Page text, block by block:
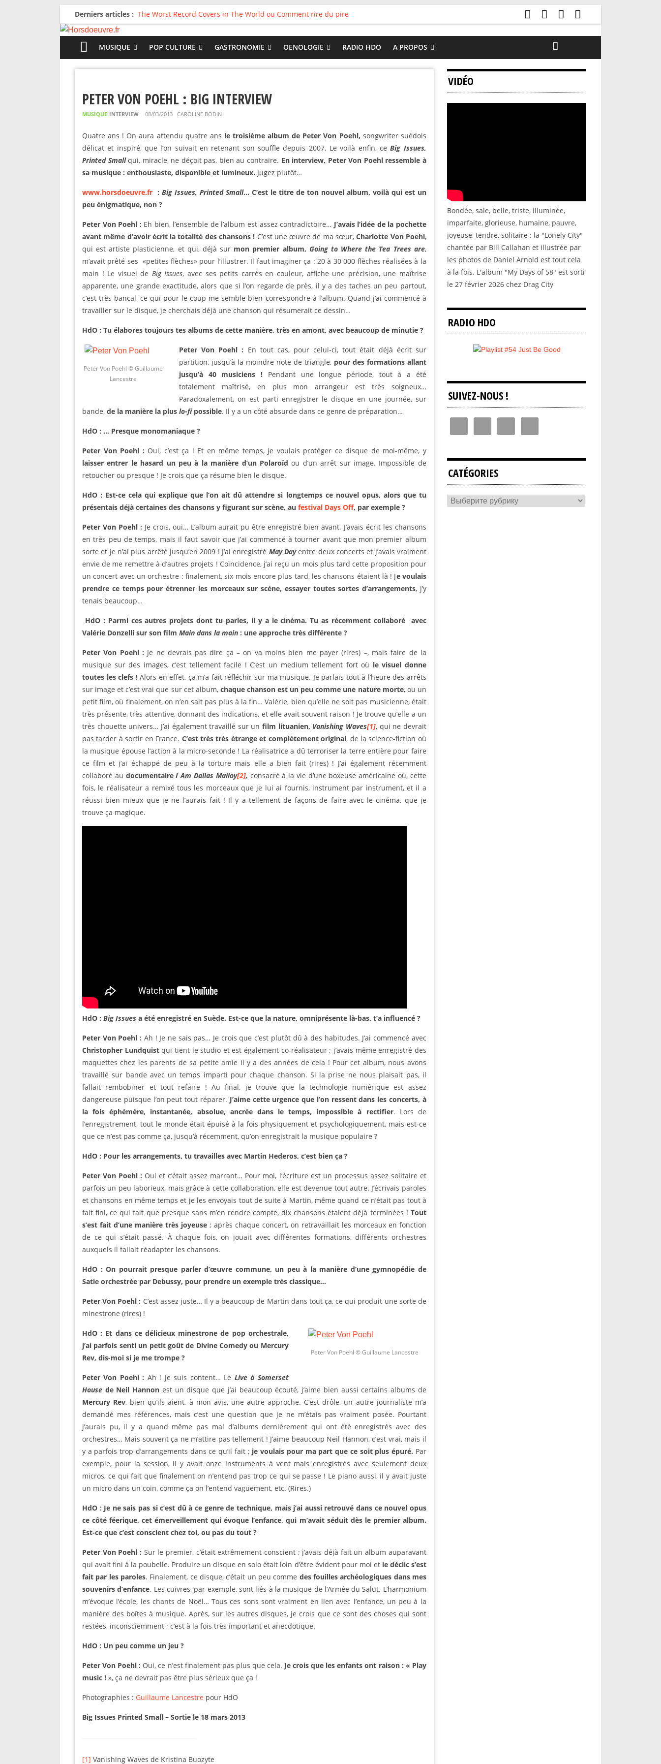
Derniers articles : The Worst Record Covers in The World ou Comment rire du pire
Avril 2026 : C’est dans les vieux pots qu’on fait les meilleurs loops !
Salvaation : Electro Ladyland
For The First Time, Again : Tyler Ballgame plie le game
Radio HDO #54 : Just be Good
MUSIQUE POP CULTURE GASTRONOMIE OENOLOGIE RADIO HDO A PROPOS
PETER VON POEHL : BIG INTERVIEW
MUSIQUE INTERVIEW 08/03/2013 CAROLINE BODIN
Quatre ans ! On aura attendu quatre ans le troisième album de Peter Von Poehl, songwriter suédois
délicat et inspiré, que l’on suivait en retenant son souffle depuis 2007. Le voilà enfin, ceBig Issues,
Printed Smallqui, miracle, ne déçoit pas, bien au contraire. En interview, Peter Von Poehl ressemble à
sa musique : enthousiaste, disponible et lumineux. Jugez plutôt…
www.horsdoeuvre.fr : Big Issues, Printed Small… C’est le titre de ton nouvel album, voilà qui est un
peu énigmatique, non ?
Peter Von Poehl : Eh bien, l’ensemble de l’album est assez contradictoire… J’avais l’idée de la pochette
avant même d’avoir écrit la totalité des chansons ! C’est une œuvre de ma sœur,Charlotte Von Poehl,
qui est artiste plasticienne, et qui, déjà sur mon premier album, Going to Where the Tea Trees are,
m’avait prêté ses «petites flèches» pour l’illustrer. Il faut imaginer ça : 20 à 30 000 flèches réalisées à la
main ! Le visuel de Big Issues, avec ses petits carrés en couleur, affiche une précision, une maîtrise
apparente, une grande exactitude, alors que si l’on regarde de près, il y a des taches un peu partout,
c’est très bancal, ce qui pour le coup me semble bien correspondre à l’album. Quand j’ai commencé à
travailler sur le disque, je cherchais déjà une chanson qui résumerait ce dessin…
HdO : Tu élabores toujours tes albums de cette manière, très en amont, avec beaucoup de minutie ?
Peter Von Poehl © Guillaume
Lancestre
Peter Von Poehl : En tout cas, pour celui-ci, tout était déjà écrit sur
partition, jusqu’à la moindre note de triangle, pour des formations allant
jusqu’à 40 musiciens ! Pendant une longue période, tout à a été
totalement maîtrisé, en plus mon arrangeur est très soigneux…
Paradoxalement, on est parti enregistrer le disque en une journée, sur
bande, de la manière la plus lo-fipossible. Il y a un côté absurde dans ce genre de préparation…
HdO : … Presque monomaniaque ?
Peter Von Poehl : Oui, c’est ça ! Et en même temps, je voulais protéger ce disque de moi-même, y
laisser entrer le hasard un peu à la manière d’un Polaroïd ou d’un arrêt sur image. Impossible de
retoucher ou presque ! Je crois que ça résume bien le disque.
HdO : Est-ce cela qui explique que l’on ait dû attendre si longtemps ce nouvel opus, alors que tu
présentais déjà certaines des chansons y figurant sur scène, au festival Days Off, par exemple ?
Peter Von Poehl : Je crois, oui… L’album aurait pu être enregistré bien avant. J’avais écrit les chansons
en très peu de temps, mais il faut savoir que j’ai commencé à tourner avant que mon premier album
sorte et je n’ai plus arrêté jusqu’en 2009 ! J’ai enregistré May Dayentre deux concerts et j’avais vraiment
envie de me remettre à d’autres projets ! Coïncidence, j’ai reçu un mois plus tard cette proposition pour
un concert avec un orchestre : finalement, six mois encore plus tard, les chansons étaient là ! Je voulais
prendre ce temps pour étrenner les morceaux sur scène, essayer toutes sortes d’arrangements, j’y
tenais beaucoup…
HdO : Parmi ces autres projets dont tu parles, il y a le cinéma. Tu as récemment collaboré avec
Valérie Donzelli sur son film Main dans la main : une approche très différente ?
Peter Von Poehl : Je ne devrais pas dire ça – on va moins bien me payer (rires) –, mais faire de la
musique sur des images, c’est tellement facile ! C’est un medium tellement fort où le visuel donne
toutes les clefs !Alors en effet, ça m’a fait réfléchir sur ma musique. Je parlais tout à l’heure des arrêts
sur image et c’est vrai que sur cet album, chaque chanson est un peu comme une nature morte, ou un
petit film, où finalement, on n’en sait pas plus à la fin… Valérie, bien qu’elle ne soit pas musicienne, était
très présente, très attentive, donnant des indications, et elle avait souvent raison ! Je trouve qu’elle a un
très chouette univers… J’ai également travaillé sur unfilm lituanien, Vanishing Waves[1], qui ne devrait
pas tarder à sortir en France. C’est très très étrange et complètement original, de la science-fiction où
la musique épouse l’action à la micro-seconde ! La réalisatrice a dû terroriser la terre entière pour faire
ce film et j’ai échappé de peu à la torture mais elle a bien fait (rires) ! J’ai également récemment
collaboré au documentaireI Am Dallas Malloy[2], consacré à la vie d’une boxeuse américaine où, cette
fois, le réalisateur a remixé tous les morceaux que je lui ai fournis, instrument par instrument, et il a
réussi bien mieux que je ne l’aurais fait ! Il y a tellement de façons de faire avec le cinéma, que je
trouve ça magique.
HdO : Big Issues a été enregistré en Suède. Est-ce que la nature, omniprésente là-bas, t’a influencé ?
Peter Von Poehl : Ah ! Je ne sais pas… Je crois que c’est plutôt dû à des habitudes. J’ai commencé avec
Christopher Lundquistqui tient le studio et est également co-réalisateur ; j’avais même enregistré des
maquettes chez les parents de sa petite amie il y a des années de cela ! Pour cet album, nous avons
travaillé sur bande avec un temps imparti pour chaque chanson. Si la prise ne nous plaisait pas, il
fallait rembobiner et tout refaire ! Au final, je trouve que la technologie numérique est assez
dangereuse puisque l’on peut tout réparer. J’aime cette urgence que l’on ressent dans les concerts, à
la fois éphémère, instantanée, absolue, ancrée dans le temps, impossible à rectifier. Lors de
l’enregistrement, tout le monde était épuisé à la fois physiquement et psychologiquement, mais est-ce
que ce n’est pas comme ça, jusqu’à récemment, qu’on enregistrait la musique populaire ?
HdO : Pour les arrangements, tu travailles avec Martin Hederos, c’est bien ça ?
Peter Von Poehl : Oui et c’était assez marrant… Pour moi, l’écriture est un processus assez solitaire et
parfois un peu laborieux, mais grâce à cette collaboration, elle est devenue tout autre. J’écrivais paroles
et chansons en même temps et je les envoyais tout de suite à Martin, même quand ce n’était pas tout à
fait fini, ce qui fait que presque sans m’en rendre compte, dix chansons étaient déjà terminées ! Tout
s’est fait d’une manière très joyeuse; après chaque concert, on retravaillait les morceaux en fonction
de ce qui s’était passé. À chaque fois, on jouait avec différentes formations, différents orchestres
auxquels il fallait réadapter les chansons.
HdO : On pourrait presque parler d’œuvre commune, un peu à la manière d’une gymnopédie de
Satie orchestrée par Debussy, pour prendre un exemple très classique…
Peter Von Poehl : C’est assez juste… Il y a beaucoup de Martin dans tout ça, ce qui produit une sorte de
minestrone (rires) !
Peter Von Poehl © Guillaume Lancestre
HdO : Et dans ce délicieux minestrone de pop orchestrale,
j’ai parfois senti un petit goût de Divine Comedy ou Mercury
Rev, dis-moi si je me trompe ?
Peter Von Poehl : Ah ! Je suis content… Le Live à Somerset
House de Neil Hannon est un disque que j’ai beaucoup écouté, j’aime bien aussi certains albums de
Mercury Rev, bien qu’ils aient, à mon avis, une autre approche. C’est drôle, un autre journaliste m’a
demandé mes références, mais c’est une question que je ne m’étais pas vraiment posée. Pourtant
j’aurais pu, il y a quand même pas mal d’albums dernièrement qui ont été enregistrés avec des
orchestres… Mais souvent ça ne m’attire pas tellement ! J’aime beaucoup Neil Hannon, c’est vrai, mais il
y a parfois trop d’arrangements dans ce qu’il fait ; je voulais pour ma part que ce soit plus épuré. Par
exemple, pour la session, il y avait onze instruments à vent mais enregistrés avec seulement deux
micros, ce qui fait que finalement on n’entend pas trop ce qui se passe ! Le piano aussi, il y avait juste
un micro dans un coin, comme ça on l’entend vaguement, etc. (Rires.)
HdO : Je ne sais pas si c’est dû à ce genre de technique, mais j’ai aussi retrouvé dans ce nouvel opus
ce côté féerique, cet émerveillement qui évoque l’enfance, qui m’avait séduit dès le premier album.
Est-ce que c’est conscient chez toi, ou pas du tout ?
Peter Von Poehl : Sur le premier, c’était extrêmement conscient ; j’avais déjà fait un album auparavant
qui avait fini à la poubelle. Produire un disque en solo était loin d’être évident pour moi et le déclic s’est
fait par les paroles. Finalement, ce disque, c’était un peu comme des fouilles archéologiques dans mes
souvenirs d’enfance. Les cuivres, par exemple, sont liés à la musique de l’Armée du Salut. L’harmonium
m’évoque l’école, les chants de Noël… Tous ces sons sont vraiment en lien avec l’enfance, un peu à la
manière des boîtes à musique. Après, sur les autres disques, je crois que ce sont des choses qui sont
restées, inconsciemment ; c’est à la fois très important et anecdotique.
HdO : Un peu comme un jeu ?
Peter Von Poehl : Oui, ce n’est finalement pas plus que cela. Je crois que les enfants ont raison : « Play
music ! », ça ne devrait pas être plus sérieux que ça !
Photographies : Guillaume Lancestre pour HdO
Big Issues Printed Small – Sortie le 18 mars 2013
[1] Vanishing Waves de Kristina Buozyte
VIDÉO
Bondée, sale, belle, triste, illuminée,
imparfaite, glorieuse, humaine, pauvre,
joyeuse, tendre, solitaire : la "Lonely City"
chantée par Bill Callahan et illustrée par
les photos de Daniel Arnold est tout cela
à la fois. L'album "My Days of 58" est sorti
le 27 février 2026 chez Drag City
RADIO HDO
SUIVEZ-NOUS !
CATÉGORIES